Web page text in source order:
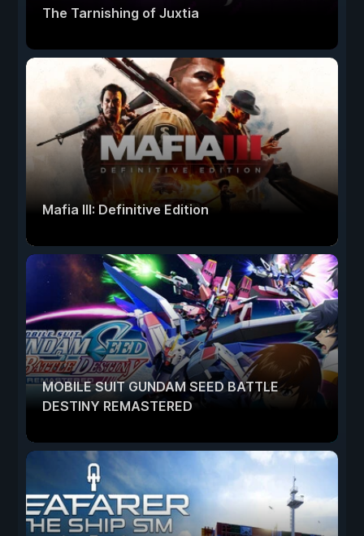
The Tarnishing of Juxtia
Mafia III: Definitive Edition
MOBILE SUIT GUNDAM SEED BATTLE
DESTINY REMASTERED